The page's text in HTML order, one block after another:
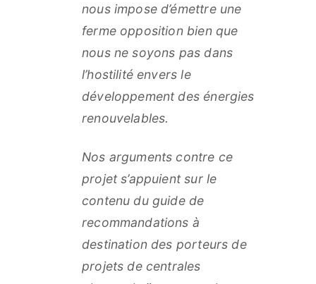
nous impose d’émettre une
ferme opposition bien que
nous ne soyons pas dans
l’hostilité envers le
développement des énergies
renouvelables.
Nos arguments contre ce
projet s’appuient sur le
contenu du guide de
recommandations à
destination des porteurs de
projets de centrales